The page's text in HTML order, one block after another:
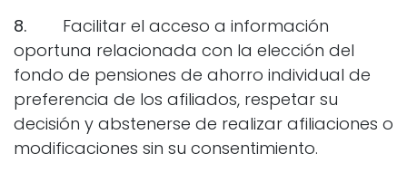
8. Facilitar el acceso a información
oportuna relacionada con la elección del
fondo de pensiones de ahorro individual de
preferencia de los afiliados, respetar su
decisión y abstenerse de realizar afiliaciones o
modificaciones sin su consentimiento.